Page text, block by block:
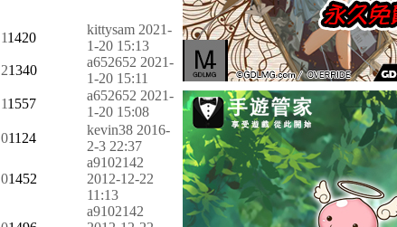
11420
kittysam 2021-
1-20 15:13
21340
a652652 2021-
1-20 15:11
11557
a652652 2021-
1-20 15:08
01124
kevin38 2016-
2-3 22:37
01452
a9102142
2012-12-22
11:13
a9102142